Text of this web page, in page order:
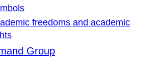
freedoms and academic
Group